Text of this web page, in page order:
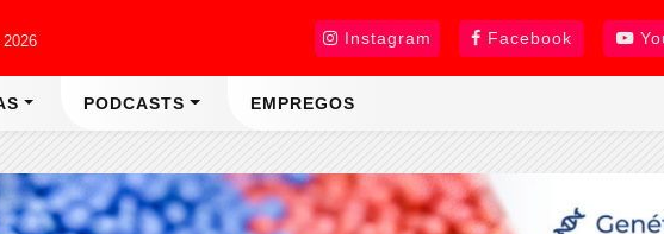
Instagram Facebook
PODCASTS EMPREGOS